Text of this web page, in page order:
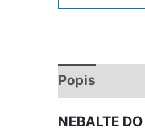
Popis
NEBALTE